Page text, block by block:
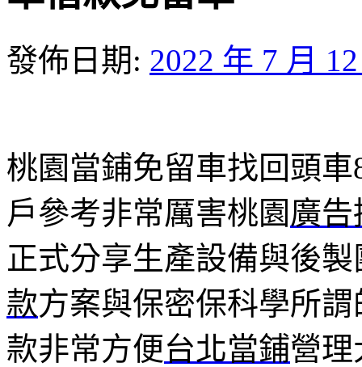
發佈日期: 2022 年 7 月
桃園當鋪免留車找回頭車
戶參考非常厲害桃園廣告
正式分享生產設備與後
款方案與保密保科學所
款非常方便台北當鋪營